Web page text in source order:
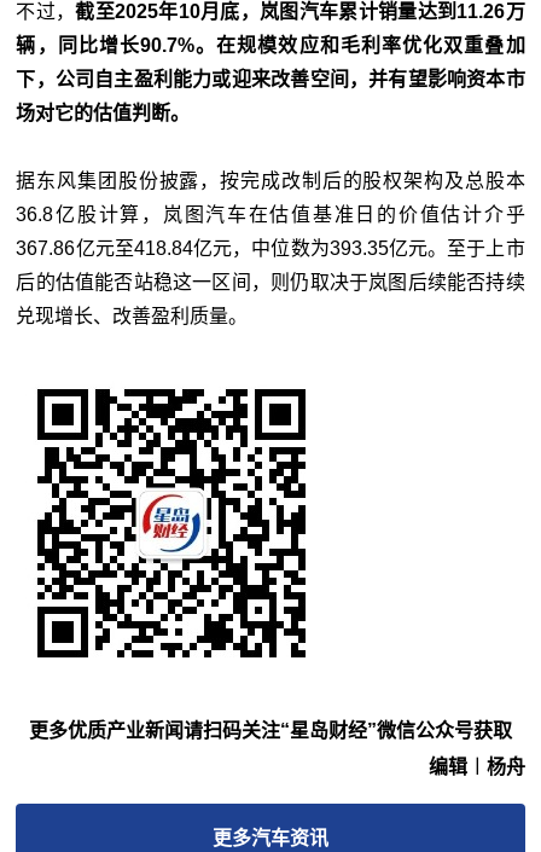
不过，截至2025年10月底，岚图汽车累计销量达到11.26万
辆，同比增长90.7%。在规模效应和毛利率优化双重叠加
下，公司自主盈利能力或迎来改善空间，并有望影响资本市
场对它的估值判断。
据东风集团股份披露，按完成改制后的股权架构及总股本
36.8亿股计算，岚图汽车在估值基准日的价值估计介乎
367.86亿元至418.84亿元，中位数为393.35亿元。至于上市
后的估值能否站稳这一区间，则仍取决于岚图后续能否持续
兑现增长、改善盈利质量。
更多优质产业新闻请扫码关注“星岛财经”微信公众号获取
编辑︱杨舟
更多汽车资讯